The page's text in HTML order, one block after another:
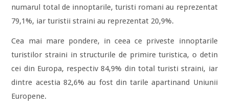
numarul total de innoptarile, turisti romani au reprezentat
79,1%, iar turistii straini au reprezentat 20,9%.
Cea mai mare pondere, in ceea ce priveste innoptarile
turistilor straini in structurile de primire turistica, o detin
cei din Europa, respectiv 84,9% din total turisti straini, iar
dintre acestia 82,6% au fost din tarile apartinand Uniunii
Europene.